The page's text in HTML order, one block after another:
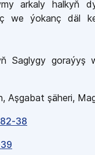
arkalyhalkyň
we ýokanç däl
Saglygy goraýyş
Aşgabat şäheri,
38